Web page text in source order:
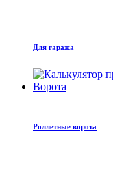
Для гаража
Ворота
Роллетные ворота